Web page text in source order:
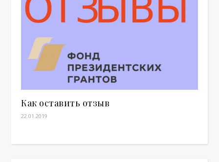
Как оставить отзыв
22.01.2019